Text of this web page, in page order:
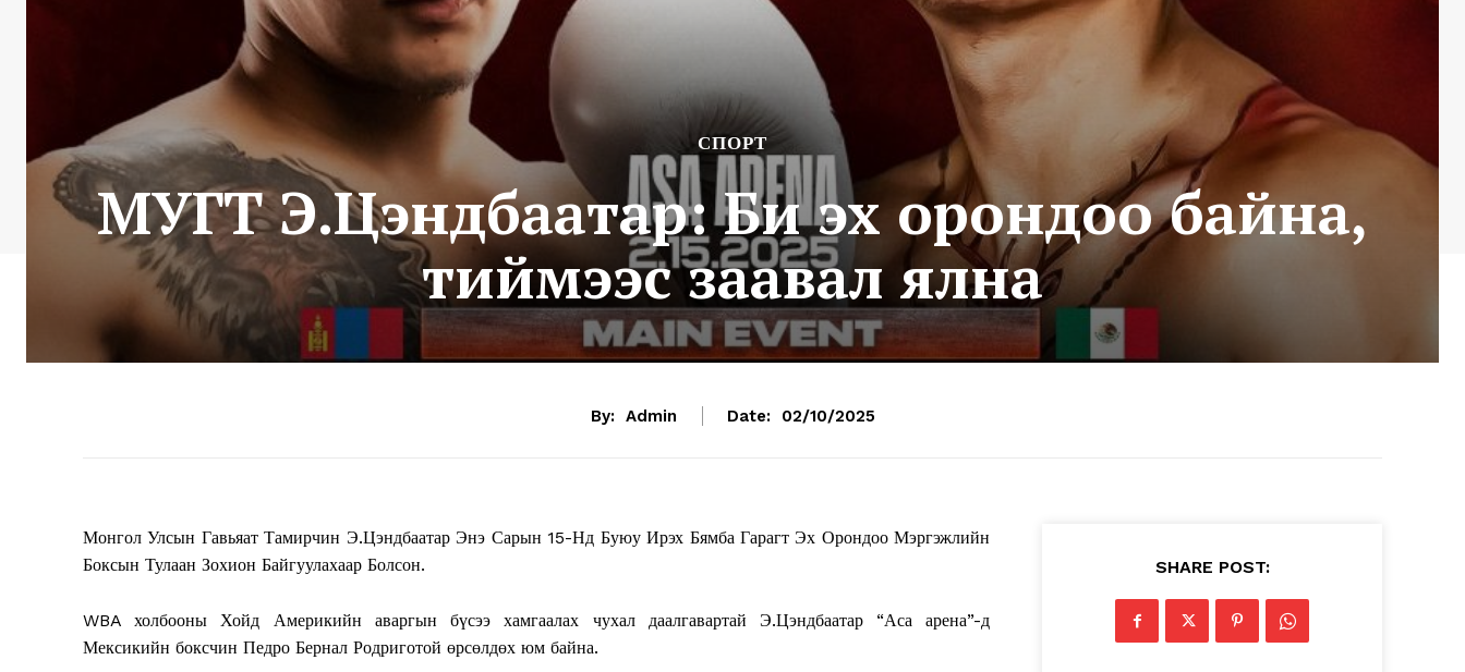
СПОРТ
МУГТ Э.Цэндбаатар: Би эх орондоо байна,
тиймээс заавал ялна
By: Admin Date: 02/10/2025
Монгол Улсын Гавьяат Тамирчин Э.Цэндбаатар Энэ Сарын 15-Нд Буюу Ирэх Бямба Гарагт Эх Орондоо Мэргэжлийн
Боксын Тулаан Зохион Байгуулахаар Болсон.
WBA холбооны Хойд Америкийн аваргын бүсээ хамгаалах чухал даалгавартай Э.Цэндбаатар “Аса арена”-д
Мексикийн боксчин Педро Бернал Родриготой өрсөлдөх юм байна.
SHARE POST: